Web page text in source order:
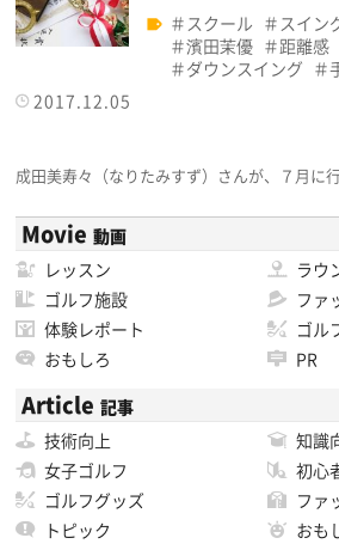
スクール スイン
濱田茉優
距離感
ダウンスイング
2017.12.05
成田美寿々（なりたみすず）さんが、７月に
Movie 動画
レッスン
ラウ
ゴルフ施設
ファ
体験レポート
ゴル
おもしろ
PR
Article 記事
技術向上
知識
女子ゴルフ
初心
ゴルフグッズ
ファ
トピック
おも